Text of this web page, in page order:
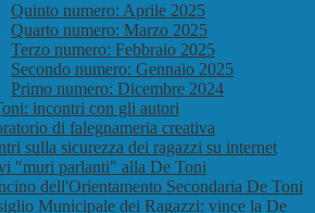
Quinto numero: Aprile 2025
Quarto numero: Marzo 2025
Terzo numero: Febbraio 2025
Secondo numero: Gennaio 2025
Primo numero: Dicembre 2024
incontri con gli autori
di falegnameria creativa
sulla sicurezza dei ragazzi su internet
"muri parlanti" alla De Toni
dell'Orientamento Secondaria De Toni
Municipale dei Ragazzi: vince la De